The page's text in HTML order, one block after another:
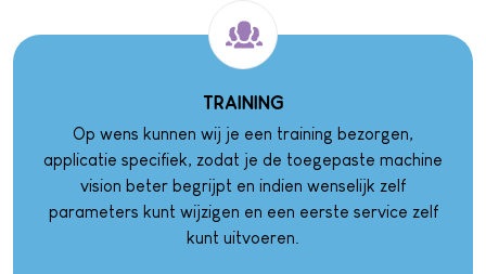
TRAINING
Op wens kunnen wij je een training bezorgen,
applicatie specifiek, zodat je de toegepaste machine
vision beter begrijpt en indien wenselijk zelf
parameters kunt wijzigen en een eerste service zelf
kunt uitvoeren.